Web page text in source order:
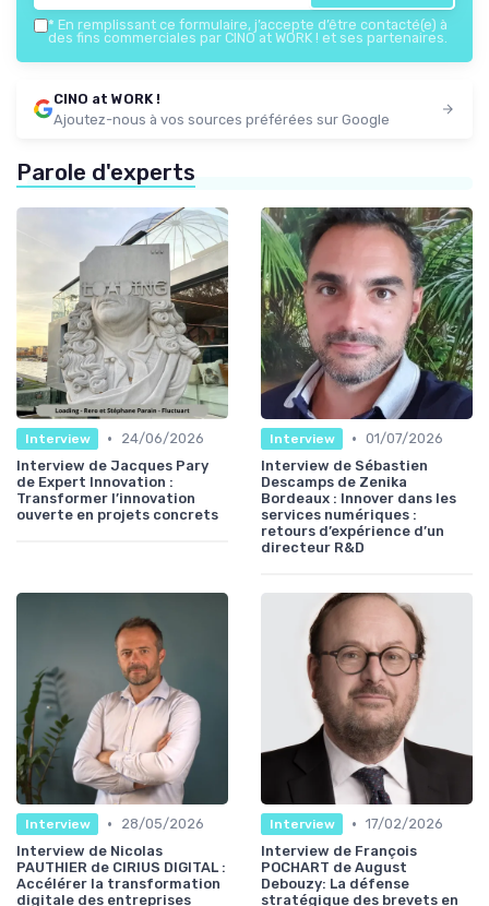
* En remplissant ce formulaire, j’accepte d’être contacté(e) à
des fins commerciales par CINO at WORK ! et ses partenaires.
CINO at WORK !
Ajoutez-nous à vos sources préférées sur Google
Parole d'experts
Interview •
24/06/2026
Interview de Jacques Pary
de Expert Innovation :
Transformer l’innovation
ouverte en projets concrets
Interview • 01/07/2026
Interview de Sébastien
Descamps de Zenika
Bordeaux : Innover dans les
services numériques :
retours d’expérience d’un
directeur R&D
Interview •
28/05/2026
Interview de Nicolas
PAUTHIER de CIRIUS DIGITAL :
Accélérer la transformation
digitale des entreprises
Interview • 17/02/2026
Interview de François
POCHART de August
Debouzy: La défense
stratégique des brevets en